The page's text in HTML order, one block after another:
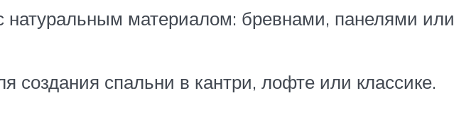
натуральным материалом: бревнами, панелями или
создания спальни в кантри, лофте или классике.